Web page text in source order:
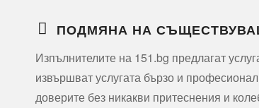
ПОДМЯНА НА
Изпълнителите на 151.bg предлагат
извършват услугата бързо и
доверите без никакви притеснения и